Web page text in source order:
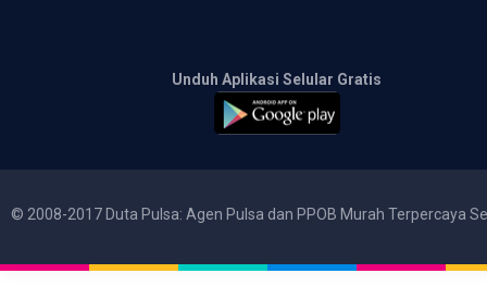
Unduh Aplikasi Selular Gratis
© 2008-2017 Duta Pulsa: Agen Pulsa dan PPOB Murah Terpercaya